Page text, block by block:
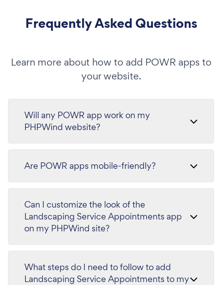
Frequently Asked Questions
Learn more about how to add POWR apps to
your website.
Will any POWR app work on my
PHPWind website?
Are POWR apps mobile-friendly?
Can I customize the look of the
Landscaping Service Appointments app
on my PHPWind site?
What steps do I need to follow to add
Landscaping Service Appointments to my